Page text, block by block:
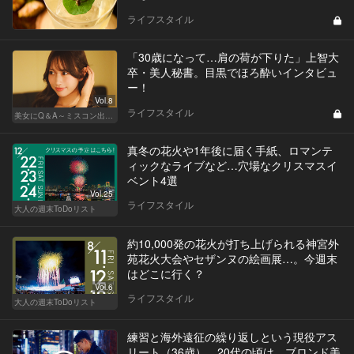
ライフスタイル
Vol.8
「30歳になって…肩の荷が下りた」上智大
卒・美人秘書。目黒でほろ酔いインタビュ
ー！
ライフスタイル
Vol.25
大人の週末ToDoリスト
真冬の花火や1年後に届く手紙、ロマンテ
ィックなライブなど…穴場なクリスマスイ
ベント4選
ライフスタイル
Vol.6
大人の週末ToDoリスト
約10,000発の花火が打ち上げられる神宮外
苑花火大会やセザンヌの絵画展…。今週末
はどこに行く？
ライフスタイル
練習と海外遠征の繰り返しという現役アス